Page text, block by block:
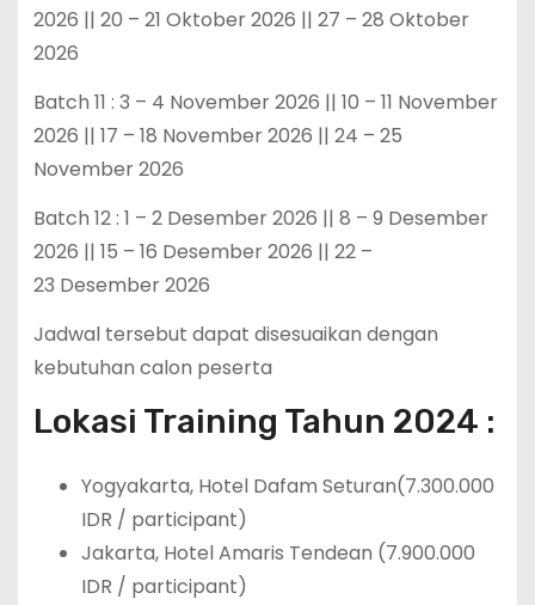
2026 || 20 – 21 Oktober 2026 || 27 – 28 Oktober
2026
Batch 11 : 3 – 4 November 2026 || 10 – 11 November
2026 || 17 – 18 November 2026 || 24 – 25
November 2026
Batch 12 : 1 – 2 Desember 2026 || 8 – 9 Desember
2026 || 15 – 16 Desember 2026 || 22 –
23 Desember 2026
Jadwal tersebut dapat disesuaikan dengan
kebutuhan calon peserta
Lokasi Training Tahun 2024 :
Yogyakarta, Hotel Dafam Seturan(7.300.000
IDR / participant)
Jakarta, Hotel Amaris Tendean (7.900.000
IDR / participant)